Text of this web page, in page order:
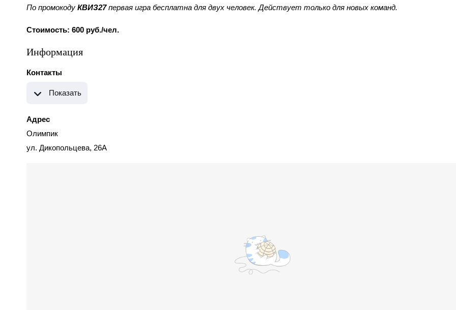
По промокоду КВИЗ27первая игра бесплатна для двух человек. Действует только для новых команд.
Стоимость: 600 руб./чел.
Информация
Контакты
Показать
Адрес
Олимпик
ул. Дикопольцева, 26А